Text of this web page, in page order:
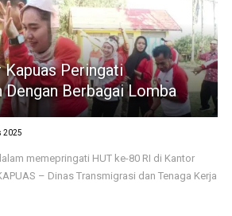
Kapuas Peringati
Dengan Berbagai Lomba
2025
memepringati HUT ke-80 RI di Kantor
– Dinas Transmigrasi dan Tenaga Kerja